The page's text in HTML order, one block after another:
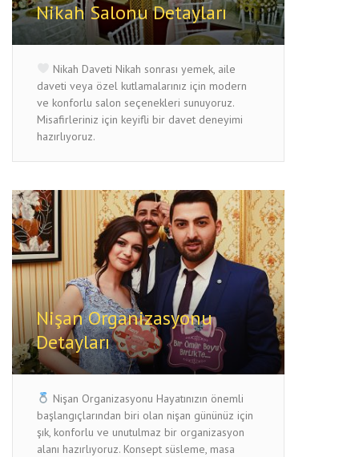
Nikah Salonu Detayları
Nikah Daveti Nikah sonrası yemek, aile
daveti veya özel kutlamalarınız için modern
ve konforlu salon seçenekleri sunuyoruz.
Misafirleriniz için keyifli bir davet deneyimi
hazırlıyoruz.
Nişan Organizasyonu
Detayları
Nişan Organizasyonu Hayatınızın önemli
başlangıçlarından biri olan nişan gününüz için
şık, konforlu ve unutulmaz bir organizasyon
alanı hazırlıyoruz. Konsept süsleme, masa